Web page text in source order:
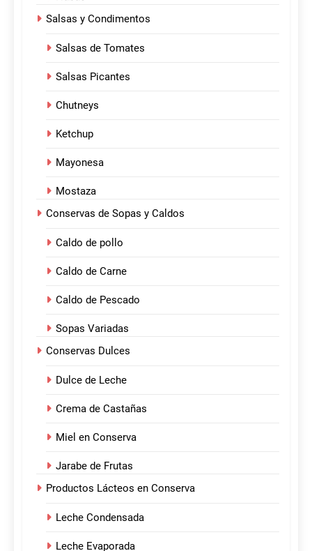
Salsas y Condimentos
Salsas de Tomates
Salsas Picantes
Chutneys
Ketchup
Mayonesa
Mostaza
Conservas de Sopas y Caldos
Caldo de pollo
Caldo de Carne
Caldo de Pescado
Sopas Variadas
Conservas Dulces
Dulce de Leche
Crema de Castañas
Miel en Conserva
Jarabe de Frutas
Productos Lácteos en Conserva
Leche Condensada
Leche Evaporada